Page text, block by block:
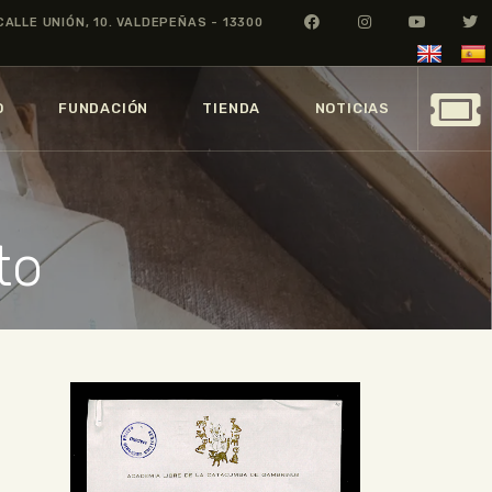
UNIÓN, 10. VALDEPEÑAS - 13300
FUNDACIÓN TIENDA NOTICIAS